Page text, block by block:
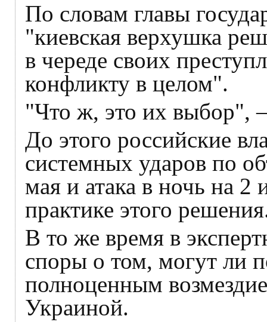
По словам главы
"киевская верхушка
в череде своих
конфликту в целом".
"Что ж, это их выбор",
До этого российские
системных ударов по
мая и атака в ночь на 2
практике этого
В то же время в
споры о том, могут ли
полноценным
Украиной.